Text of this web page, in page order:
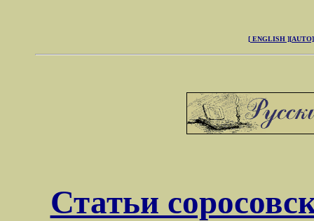
[ ENGLISH ][AUTO]
Статьи